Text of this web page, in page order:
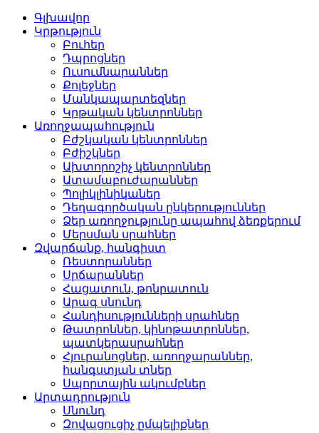
Գլխավոր
Կրթություն
Բուհեր­
Դպրոցներ­
Ուսումնարաններ­
Քոլեջներ­
Մանկապարտեզներ­
Կրթական կենտրոններ­
Առողջապահություն
Բժշկական կենտրոններ­
Բժիշկներ­
Ախտորոշիչ կենտրոններ­
Ատամաբուժարաններ­
Պոլիկլինիկաներ­
Դեղագործական ընկերութ­յուններ
Ձեր առողջությունը ապահով ձեռքերում
Մերսման սրահներ­
Զվարճանք, հանգիստ
Ռեստորաններ­
Սրճարաններ­
Հացատուն, թոնրատուն­
Արագ սնունդ­
Հանդիսությունների սրա­հներ
Թատրոններ, կինոթատրոն­ներ,
պատկերասրահներ
Հյուրանոցներ, առողջար­աններ,
հանգստյան տներ
Սպորտային ակումբներ­
Արտադրություն
Սնունդ­
Զովացուցիչ ըմպելիքներ